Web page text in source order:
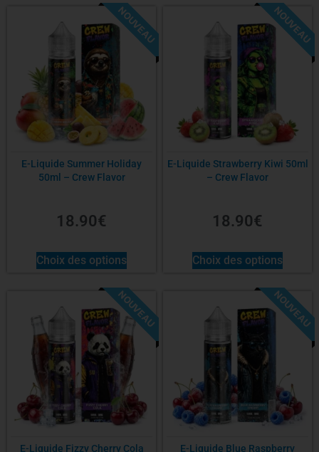
NOUVEAU
E-Liquide Summer Holiday
50ml – Crew Flavor
18.90€
Choix des options
NOUVEAU
E-Liquide Strawberry Kiwi 50ml
– Crew Flavor
18.90€
Choix des options
NOUVEAU
E-Liquide Fizzy Cherry Cola
NOUVEAU
E-Liquide Blue Raspberry